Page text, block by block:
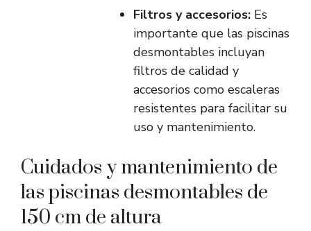
Filtros y accesorios: Es
importante que las piscinas
desmontables incluyan
filtros de calidad y
accesorios como escaleras
resistentes para facilitar su
uso y mantenimiento.
Cuidados y mantenimiento de
las piscinas desmontables de
150 cm de altura